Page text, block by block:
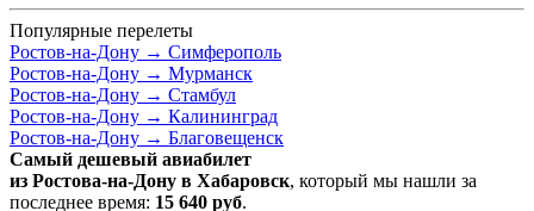
Популярные перелеты
Ростов-на-Дону → Симферополь
Ростов-на-Дону → Мурманск
Ростов-на-Дону → Стамбул
Ростов-на-Дону → Калининград
Ростов-на-Дону → Благовещенск
Самый дешевый авиабилет
из Ростова-на-Дону в Хабаровск, который мы нашли за
последнее время: 15 640 руб.